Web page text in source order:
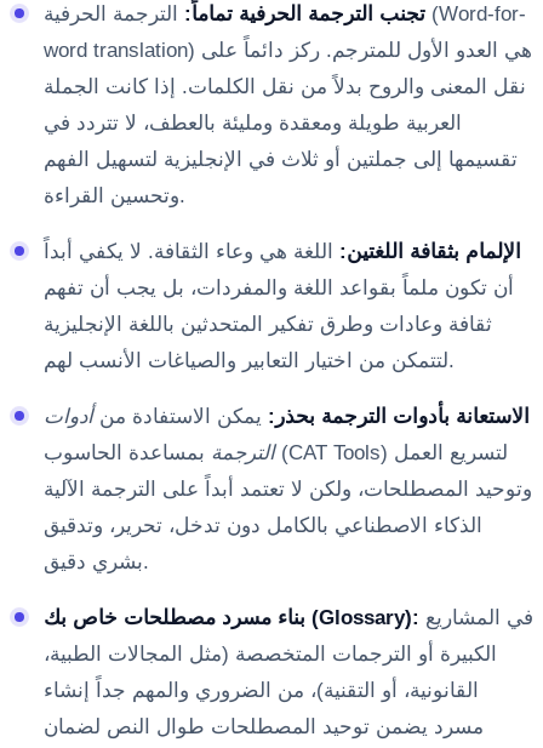
تجنب الترجمة الحرفية تماماً: الترجمة الحرفية (Word-for-
word translation) هي العدو الأول للمترجم. ركز دائماً على
نقل المعنى والروح بدلاً من نقل الكلمات. إذا كانت الجملة
العربية طويلة ومعقدة ومليئة بالعطف، لا تتردد في
تقسيمها إلى جملتين أو ثلاث في الإنجليزية لتسهيل الفهم
وتحسين القراءة.
الإلمام بثقافة اللغتين: اللغة هي وعاء الثقافة. لا يكفي أبداً
أن تكون ملماً بقواعد اللغة والمفردات، بل يجب أن تفهم
ثقافة وعادات وطرق تفكير المتحدثين باللغة الإنجليزية
لتتمكن من اختيار التعابير والصياغات الأنسب لهم.
الاستعانة بأدوات الترجمة بحذر: يمكن الاستفادة منأدوات
الترجمة بمساعدة الحاسوب (CAT Tools) لتسريع العمل
وتوحيد المصطلحات، ولكن لا تعتمد أبداً على الترجمة الآلية
الذكاء الاصطناعي بالكامل دون تدخل، تحرير، وتدقيق
بشري دقيق.
بناء مسرد مصطلحات خاص بك (Glossary):
الكبيرة أو الترجمات المتخصصة (مثل المجالات الطبية،
القانونية، أو التقنية)، من الضروري والمهم جداً إنشاء
مسرد يضمن توحيد المصطلحات طوال النص لضمان